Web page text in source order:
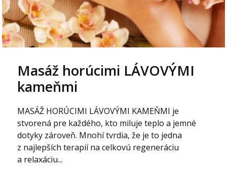
Masáž horúcimi LÁVOVÝMI
kameňmi
MASÁŽ HORÚCIMI LÁVOVÝMI KAMEŇMI je
stvorená pre každého, kto miluje teplo a jemné
dotyky zároveň. Mnohí tvrdia, že je to jedna
z najlepších terapií na celkovú regeneráciu
a relaxáciu...